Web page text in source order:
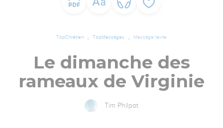
TopChrétien TopMessages Message texte
Le dimanche des
rameaux de Virginie
Tim Philpot